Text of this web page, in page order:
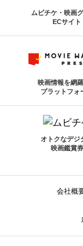
ムビチケ・映画
ECサイト
映画情報を網
プラットフォ
オトクなデジ
映画鑑賞券
会社概